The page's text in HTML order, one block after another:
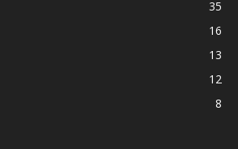
35
16
13
12
8